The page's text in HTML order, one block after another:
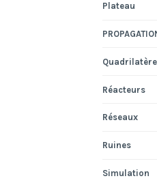
Plateau
Réacteurs
Réseaux
Ruines
Simulation